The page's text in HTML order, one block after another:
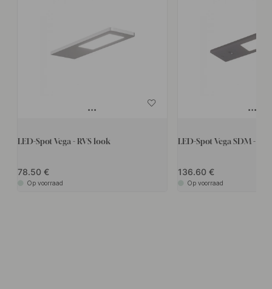
LED-Spot Vega - RVS look
78.50
Op voorraad
LED-Spot Vega SDM -
136.60
Op voorraad